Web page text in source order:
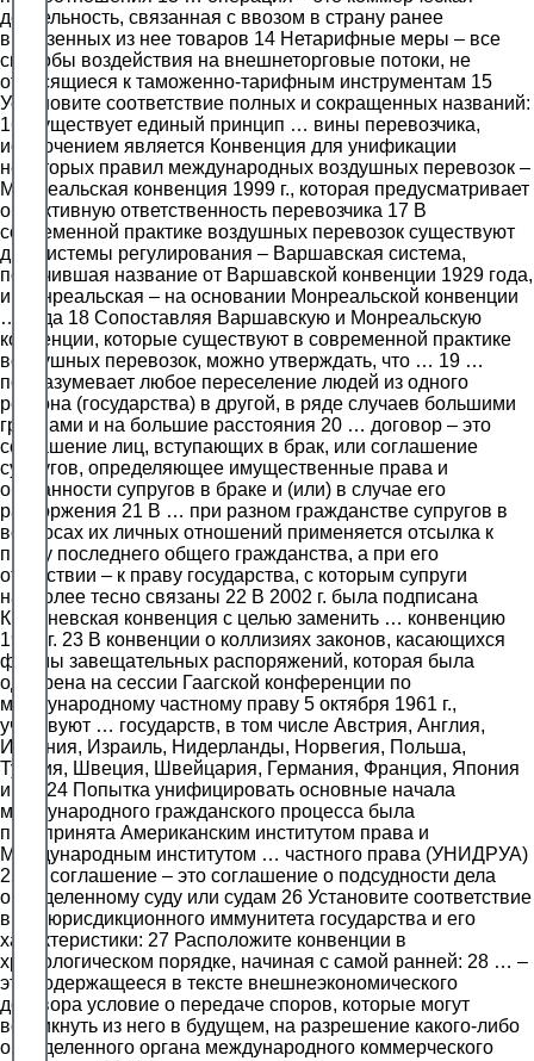
деятельность, связанная с ввозом в страну ранее
вывезенных из нее товаров 14 Нетарифные меры – все
способы воздействия на внешнеторговые потоки, не
относящиеся к таможенно-тарифным инструментам 15
Установите соответствие полных и сокращенных названий:
16 Существует единый принцип … вины перевозчика,
исключением является Конвенция для унификации
некоторых правил международных воздушных перевозок –
Монреальская конвенция 1999 г., которая предусматривает
объективную ответственность перевозчика 17 В
современной практике воздушных перевозок существуют
две системы регулирования – Варшавская система,
получившая название от Варшавской конвенции 1929 года,
и Монреальская – на основании Монреальской конвенции
… года 18 Сопоставляя Варшавскую и Монреальскую
конвенции, которые существуют в современной практике
воздушных перевозок, можно утверждать, что … 19 …
подразумевает любое переселение людей из одного
региона (государства) в другой, в ряде случаев большими
группами и на большие расстояния 20 … договор – это
соглашение лиц, вступающих в брак, или соглашение
супругов, определяющее имущественные права и
обязанности супругов в браке и (или) в случае его
расторжения 21 В … при разном гражданстве супругов в
вопросах их личных отношений применяется отсылка к
праву последнего общего гражданства, а при его
отсутствии – к праву государства, с которым супруги
наиболее тесно связаны 22 В 2002 г. была подписана
Кишиневская конвенция с целью заменить … конвенцию
1993 г. 23 В конвенции о коллизиях законов, касающихся
формы завещательных распоряжений, которая была
одобрена на сессии Гаагской конференции по
международному частному праву 5 октября 1961 г.,
участвуют … государств, в том числе Австрия, Англия,
Испания, Израиль, Нидерланды, Норвегия, Польша,
Турция, Швеция, Швейцария, Германия, Франция, Япония
и др. 24 Попытка унифицировать основные начала
международного гражданского процесса была
предпринята Американским институтом права и
Международным институтом … частного права (УНИДРУА)
25 … соглашение – это соглашение о подсудности дела
определенному суду или судам 26 Установите соответствие
вида юрисдикционного иммунитета государства и его
характеристики: 27 Расположите конвенции в
хронологическом порядке, начиная с самой ранней: 28 … –
это содержащееся в тексте внешнеэкономического
договора условие о передаче споров, которые могут
возникнуть из него в будущем, на разрешение какого-либо
определенного органа международного коммерческого